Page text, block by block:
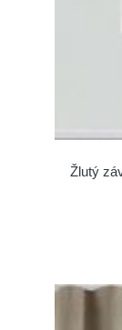
Žlutý